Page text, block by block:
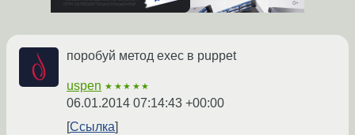
поробуй метод exec в puppet
uspen ★★★★★
06.01.2014 07:14:43 +00:00
Ссылка